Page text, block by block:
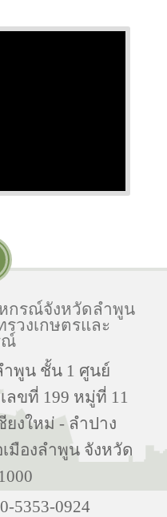
กรณ์จังหวัดลำพูน
วงเกษตรและ
ณ์
พูน ชั้น 1 ศูนย์
ขที่ 199 หมู่ที่ 11
ยงใหม่ - ลำปาง
มืองลำพูน จังหวัด
5353-0924